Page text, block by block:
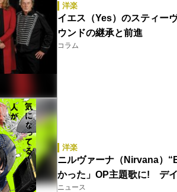
洋楽
イエス（Yes）のスティー
ウンドの継承と前進
コラム
洋楽
ニルヴァーナ（Nirvana）
かった」OP主題歌に! デ
ニュース